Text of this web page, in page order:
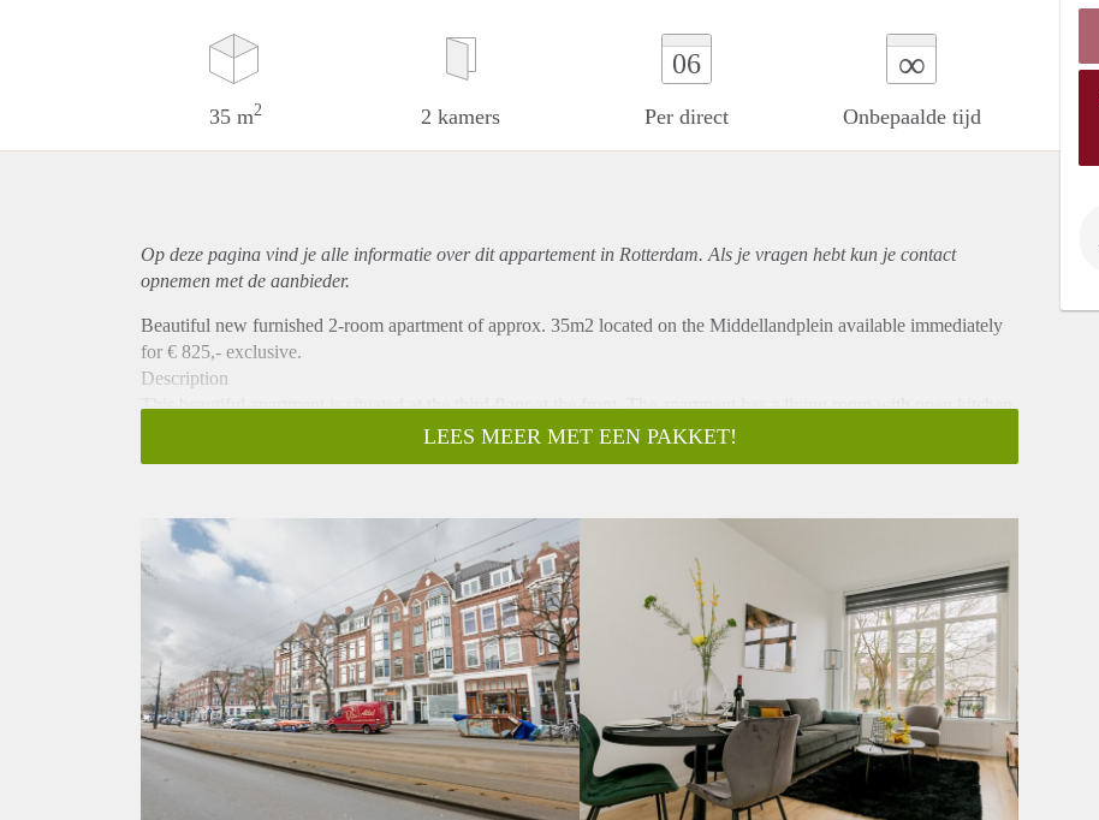
35 m2 2 kamers
06
Per direct
∞
Onbepaalde tijd
Op deze pagina vind je alle informatie over ditappartementin Rotterdam. Als je vragen hebt kun je contact
opnemen met de aanbieder.
Beautiful new furnished 2-room apartment of approx. 35m2 located on the Middellandplein available immediately
for € 825,- exclusive.
Description
This beautiful apartment is situated at the third floor at the front. The apartment has a living room with open kitchen
which is equipped with a fridge, combi oven/microwave and a stove.
There is a separate bedroom and a bathroom with shower and sink. There is a separate toilet. The apartment is
The Middellandplein is a square with a rich history and a lot of potential. The area consists of beautiful old,
attractive buildings and forms the heart of the shopping
street. In the street is a tram stop located from here you are in about 10 minutes at Central Station also the centre of
Rotterdam is easy and quick to reach.
Details
- Apartment is fully renovated
- Smoking and pets are not allowed.
- Preferred 1 person.
- € 100,- per month for furniture/upholstery.
- € 100,- per month g/w/e.
- € 45.- per month TV/Internet.
LEES MEER MET EEN PAKKET!